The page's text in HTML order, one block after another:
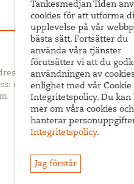
Sveavägen 68
c/o ABF Box 522, 101 30
Tankesmedjan Tiden
cookies för att utforma
upplevelse på vår
bästa sätt. Fortsätter du
använda våra tjänster
förutsätter vi att du
användningen av
enlighet med vår Cookie
Integritetspolicy. Du kan
mer om våra cookies
hanterar
Integritetspolicy.
Jag förstår